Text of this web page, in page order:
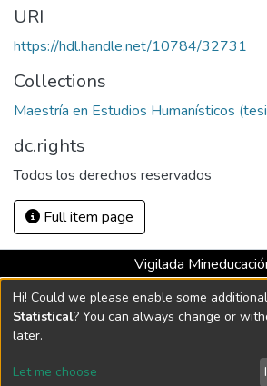
URI
https://hdl.handle.net/10784/32731
Collections
Maestría en Estudios Humanísticos
dc.rights
Todos los derechos reservados
Full item page
Vigilada
Universidad con Acreditación
Resolución MEN 2158
DSpace software copyright ©
Hi! Could we please enable some
Statistical? You can always change or
later.
Let me choose